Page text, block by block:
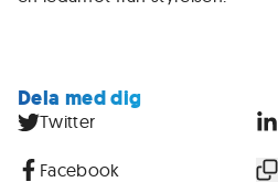
Dela med dig
Twitter
Facebook